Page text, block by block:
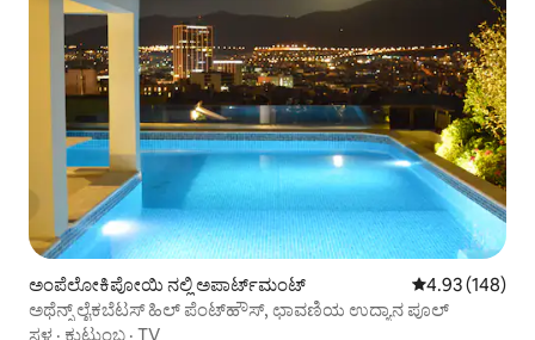
ಅಂಪೆಲೋಕಿಪೋಯಿ ನಲ್ಲಿ ಅಪಾರ್ಟ್‌ಮಂಟ್ 5 ರಲ್ಲಿ 4.93
4.93 (148)
ಅಥೆನ್ಸ್ ಲೈಕಬೆಟಸ್ ಹಿಲ್ ಪೆಂಟ್‌ಹೌಸ್, ಛಾವಣಿಯ ಉದ್ಯಾನ ಪೂಲ್
ಸ್ಥಳ · ಕುಟುಂಬ · TV